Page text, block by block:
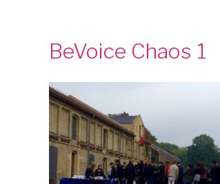
BeVoice Chaos 1